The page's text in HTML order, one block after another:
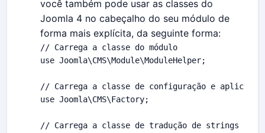
você também pode usar as classes do
Joomla 4 no cabeçalho do seu módulo de
forma mais explícita, da seguinte forma:
// Carrega a classe do módulo
use Joomla\CMS\Module\ModuleHelper;
// Carrega a classe de configuração e aplicação
use Joomla\CMS\Factory;
// Carrega a classe de tradução de strings